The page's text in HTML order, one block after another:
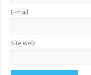
E-mail
Site web